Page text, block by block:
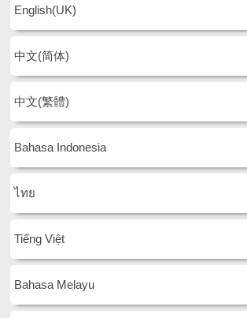
English(UK)
中文(简体)
中文(繁體)
Bahasa Indonesia
ไทย
Tiếng Việt
Bahasa Melayu